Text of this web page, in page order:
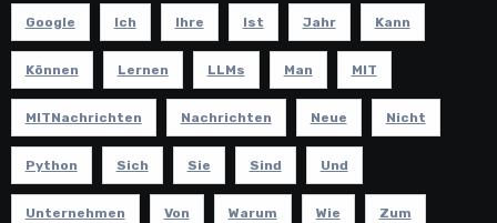
Google Ich Ihre Ist Jahr Kann
Können Lernen LLMs Man MIT
MITNachrichten Nachrichten Neue Nicht
Python Sich Sie Sind Und
Unternehmen Von Warum Wie Zum